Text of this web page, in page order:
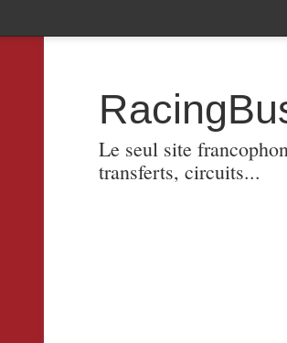
Le seul site
transferts, circuits...